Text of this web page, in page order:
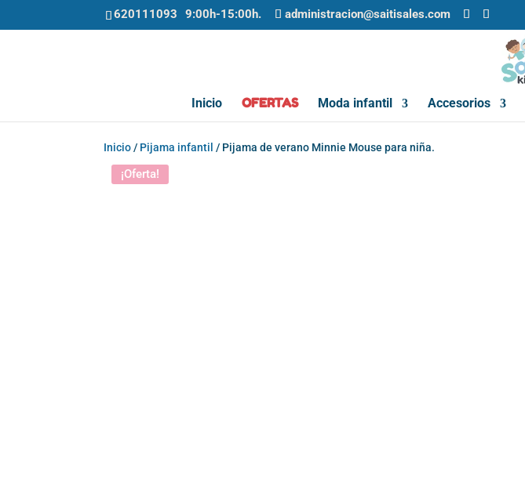
620111093 administracion@saitisales.com
Inicio OFERTAS Moda infantil Accesorios
Inicio/ Pijama infantil / Pijama de verano Minnie Mouse para niña.
¡Oferta!